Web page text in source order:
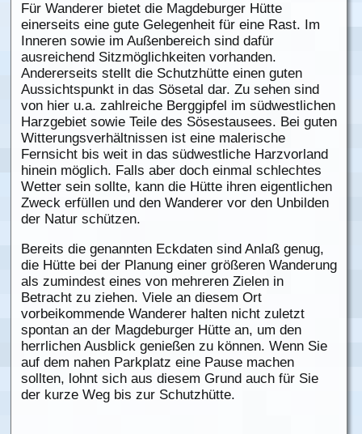
Für Wanderer bietet die Magdeburger Hütte
einerseits eine gute Gelegenheit für eine Rast. Im
Inneren sowie im Außenbereich sind dafür
ausreichend Sitzmöglichkeiten vorhanden.
Andererseits stellt die Schutzhütte einen guten
Aussichtspunkt in das Sösetal dar. Zu sehen sind
von hier u.a. zahlreiche Berggipfel im südwestlichen
Harzgebiet sowie Teile des Sösestausees. Bei guten
Witterungsverhältnissen ist eine malerische
Fernsicht bis weit in das südwestliche Harzvorland
hinein möglich. Falls aber doch einmal schlechtes
Wetter sein sollte, kann die Hütte ihren eigentlichen
Zweck erfüllen und den Wanderer vor den Unbilden
der Natur schützen.
Bereits die genannten Eckdaten sind Anlaß genug,
die Hütte bei der Planung einer größeren Wanderung
als zumindest eines von mehreren Zielen in
Betracht zu ziehen. Viele an diesem Ort
vorbeikommende Wanderer halten nicht zuletzt
spontan an der Magdeburger Hütte an, um den
herrlichen Ausblick genießen zu können. Wenn Sie
auf dem nahen Parkplatz eine Pause machen
sollten, lohnt sich aus diesem Grund auch für Sie
der kurze Weg bis zur Schutzhütte.